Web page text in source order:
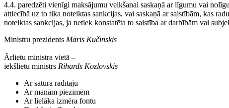
4.4. paredzēti vienīgi maksājumu veikšanai saskaņā ar līgumu vai
attiecībā uz to tika noteiktas sankcijas, vai saskaņā ar saistībām, kas
noteiktas sankcijas, ja netiek konstatēta to saistība ar darbībām vai
Ministru prezidents Māris Kučinskis
Ārlietu ministra vietā –
iekšlietu ministrs Rihards Kozlovskis
Ar satura rādītāju
Ar manām piezīmēm
Ar lielāka izmēra fontu